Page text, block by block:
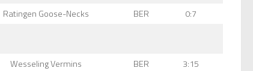
Ratingen Goose-Necks BER
0:7
Wesseling Vermins BER
3:15